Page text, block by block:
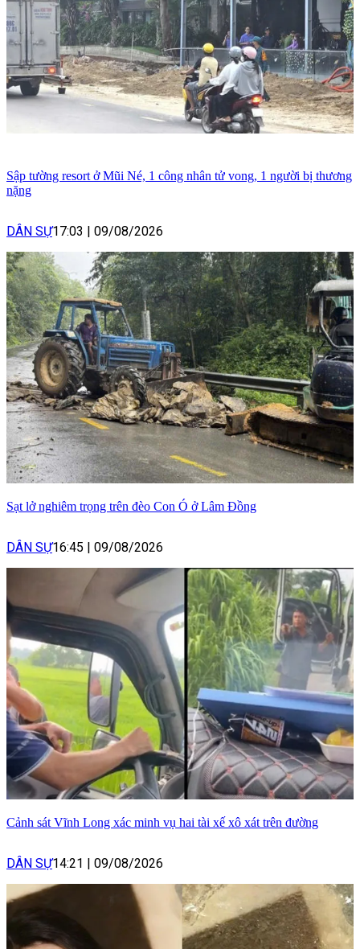
Sập tường resort ở Mũi Né, 1 công nhân tử vong, 1 người bị thương
nặng
DÂN SỰ17:03 09/08/2026
Sạt lở nghiêm trọng trên đèo Con Ó ở Lâm Đồng
DÂN SỰ16:45 09/08/2026
Cảnh sát Vĩnh Long xác minh vụ hai tài xế xô xát trên đường
DÂN SỰ14:21 09/08/2026